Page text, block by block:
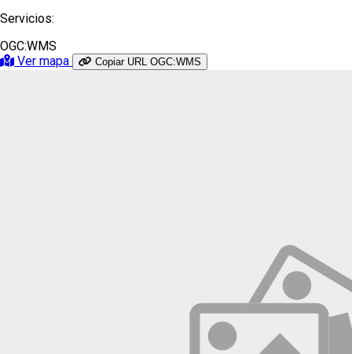
Servicios:
OGC:WMS
Ver mapa
Copiar URL OGC:WMS